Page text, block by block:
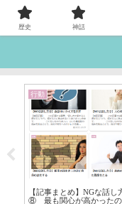
行動
【記事まとめ】NGな話し
⑧ 最も関心が高かったの
歴史 神話